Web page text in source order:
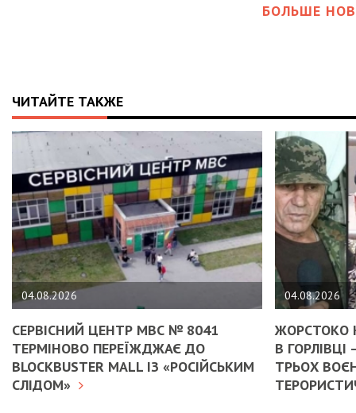
БОЛЬШЕ
ЧИТАЙТЕ ТАКЖЕ
04.08.2026
СЕРВІСНИЙ ЦЕНТР МВС № 8041
ТЕРМІНОВО ПЕРЕЇЖДЖАЄ ДО
BLOCKBUSTER MALL ІЗ «РОСІЙСЬКИМ
СЛІДОМ»
04.08.2026
ЖОРСТОКО
В
ТРЬОХ